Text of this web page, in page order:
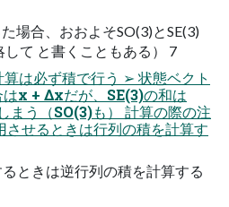
場合、おおよそSO(3)とSE(3)
て と書くこともある） 7
は必ず積で行う ➢ 状態ベクト
x + Δxだが、SE(3)の和は
まう（SO(3)も） 計算の際の注
せるときは行列の積を計算す
ときは逆行列の積を計算する